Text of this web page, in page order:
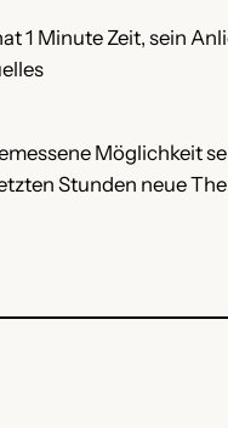
1 Minute Zeit, sein
Möglichkeit
Stunden neue